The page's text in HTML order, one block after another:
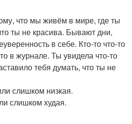
что мы живём в мире, где ты
ты не красива. Бывают дни,
в себе. Кто-то что-то
в журнале. Ты увидела что-то
тебя думать, что ты не
слишком низкая.
слишком худая.